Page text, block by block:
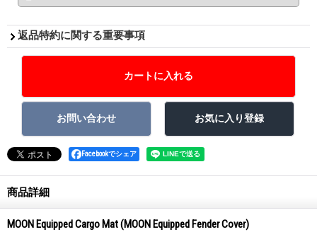
返品特約に関する重要事項
Facebookでシェア
商品詳細
MOON Equipped Cargo Mat (MOON Equipped Fender Cover)